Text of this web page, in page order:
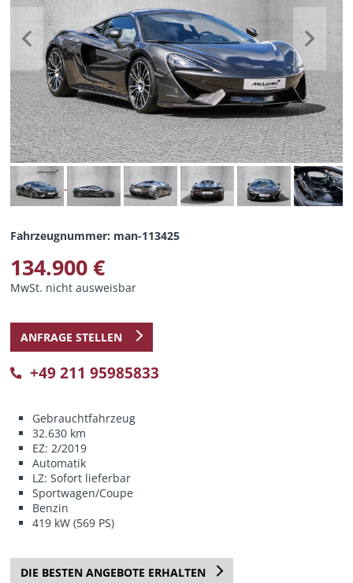
Previous Next
Fahrzeugnummer: man-113425
134.900 €
MwSt. nicht ausweisbar
ANFRAGE STELLEN
+49 211 95985833
Gebrauchtfahrzeug
32.630 km
EZ: 2/2019
Automatik
LZ: Sofort lieferbar
Sportwagen/Coupe
Benzin
419 kW (569 PS)
DIE BESTEN ANGEBOTE ERHALTEN